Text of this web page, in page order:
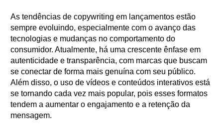
As tendências de copywriting em lançamentos estão
sempre evoluindo, especialmente com o avanço das
tecnologias e mudanças no comportamento do
consumidor. Atualmente, há uma crescente ênfase em
autenticidade e transparência, com marcas que buscam
se conectar de forma mais genuína com seu público.
Além disso, o uso de vídeos e conteúdos interativos está
se tornando cada vez mais popular, pois esses formatos
tendem a aumentar o engajamento e a retenção da
mensagem.